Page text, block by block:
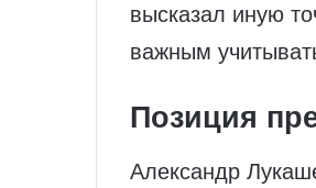
высказал иную
важным
Позиция
Александр